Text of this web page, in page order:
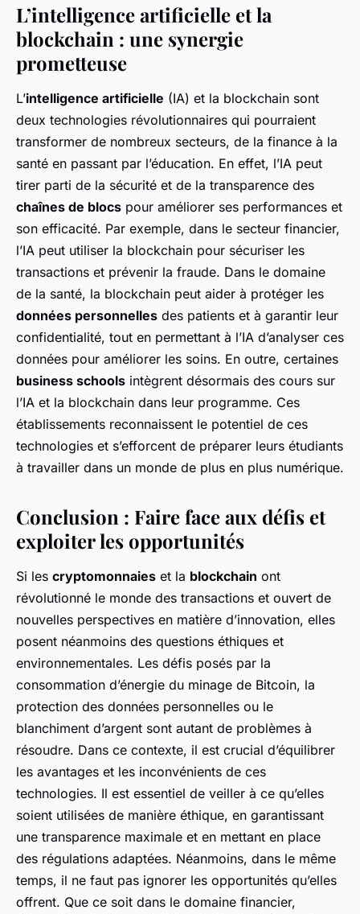
L’intelligence artificielle et la
blockchain : une synergie
prometteuse
L’intelligence artificielle (IA) et la blockchain sont
deux technologies révolutionnaires qui pourraient
transformer de nombreux secteurs, de la finance à la
santé en passant par l’éducation. En effet, l’IA peut
tirer parti de la sécurité et de la transparence des
chaînes de blocs pour améliorer ses performances et
son efficacité. Par exemple, dans le secteur financier,
l’IA peut utiliser la blockchain pour sécuriser les
transactions et prévenir la fraude. Dans le domaine
de la santé, la blockchain peut aider à protéger les
données personnelles des patients et à garantir leur
confidentialité, tout en permettant à l’IA d’analyser ces
données pour améliorer les soins. En outre, certaines
business schools intègrent désormais des cours sur
l’IA et la blockchain dans leur programme. Ces
établissements reconnaissent le potentiel de ces
technologies et s’efforcent de préparer leurs étudiants
à travailler dans un monde de plus en plus numérique.
Conclusion : Faire face aux défis et
exploiter les opportunités
Si les cryptomonnaies et la blockchain ont
révolutionné le monde des transactions et ouvert de
nouvelles perspectives en matière d’innovation, elles
posent néanmoins des questions éthiques et
environnementales. Les défis posés par la
consommation d’énergie du minage de Bitcoin, la
protection des données personnelles ou le
blanchiment d’argent sont autant de problèmes à
résoudre. Dans ce contexte, il est crucial d’équilibrer
les avantages et les inconvénients de ces
technologies. Il est essentiel de veiller à ce qu’elles
soient utilisées de manière éthique, en garantissant
une transparence maximale et en mettant en place
des régulations adaptées. Néanmoins, dans le même
temps, il ne faut pas ignorer les opportunités qu’elles
offrent. Que ce soit dans le domaine financier,